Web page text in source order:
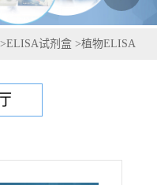
>ELISA试剂盒 >植物ELISA